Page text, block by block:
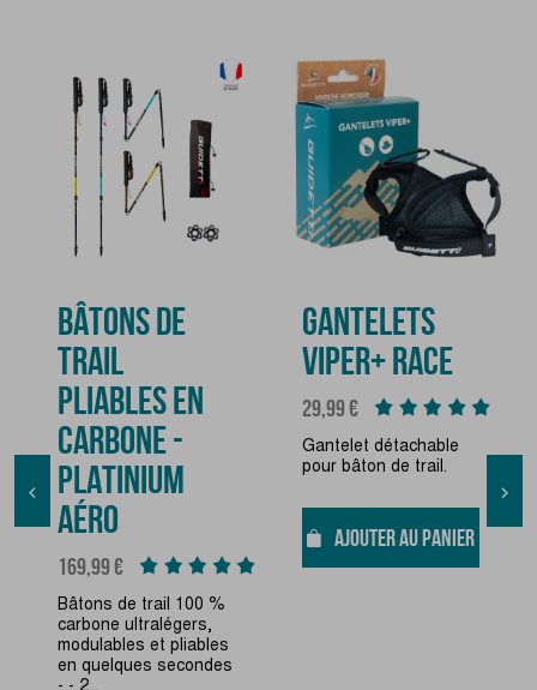

BÂTONS DE
TRAIL
PLIABLES EN
CARBONE -
PLATINIUM
AÉRO
Prix
169,99 €
Bâtons de trail 100 %
carbone ultralégers,
modulables et pliables
en quelques secondes
GANTELETS
VIPER+ RACE
Prix
29,99 €
Gantelet détachable
pour bâton de trail.
AJOUTER AU PANIER
